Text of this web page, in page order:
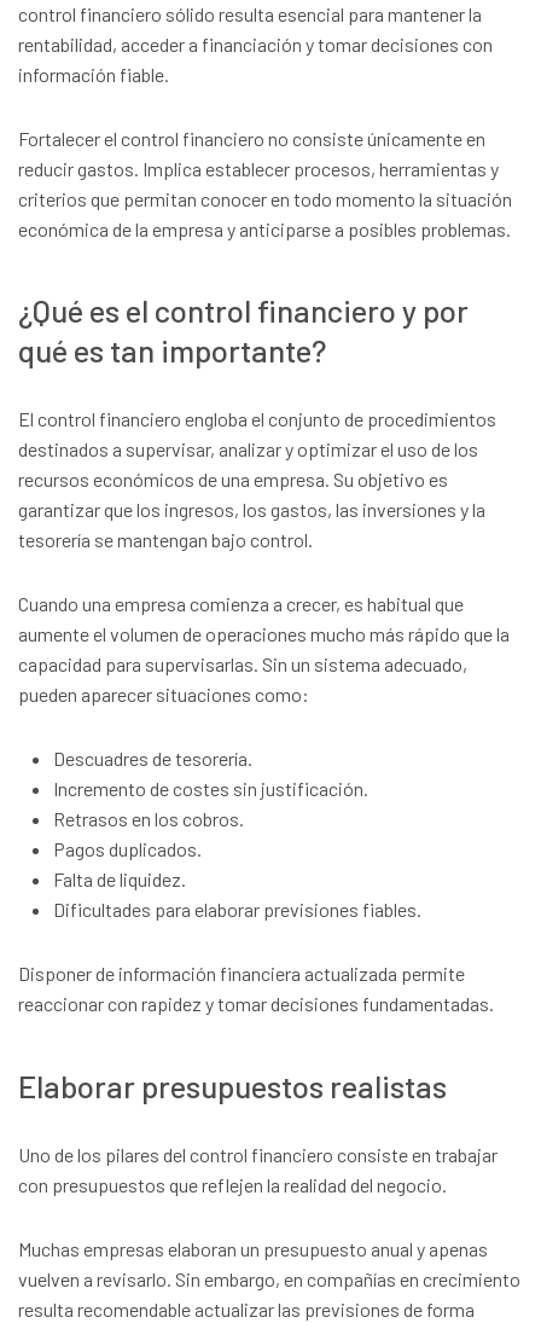
control financiero sólido resulta esencial para mantener la
rentabilidad, acceder a financiación y tomar decisiones con
información fiable.
Fortalecer el control financiero no consiste únicamente en
reducir gastos. Implica establecer procesos, herramientas y
criterios que permitan conocer en todo momento la situación
económica de la empresa y anticiparse a posibles problemas.
¿Qué es el control financiero y por
qué es tan importante?
El control financiero engloba el conjunto de procedimientos
destinados a supervisar, analizar y optimizar el uso de los
recursos económicos de una empresa. Su objetivo es
garantizar que los ingresos, los gastos, las inversiones y la
tesorería se mantengan bajo control.
Cuando una empresa comienza a crecer, es habitual que
aumente el volumen de operaciones mucho más rápido que la
capacidad para supervisarlas. Sin un sistema adecuado,
pueden aparecer situaciones como:
Descuadres de tesorería.
Incremento de costes sin justificación.
Retrasos en los cobros.
Pagos duplicados.
Falta de liquidez.
Dificultades para elaborar previsiones fiables.
Disponer de información financiera actualizada permite
reaccionar con rapidez y tomar decisiones fundamentadas.
Elaborar presupuestos realistas
Uno de los pilares del control financiero consiste en trabajar
con presupuestos que reflejen la realidad del negocio.
Muchas empresas elaboran un presupuesto anual y apenas
vuelven a revisarlo. Sin embargo, en compañías en crecimiento
resulta recomendable actualizar las previsiones de forma